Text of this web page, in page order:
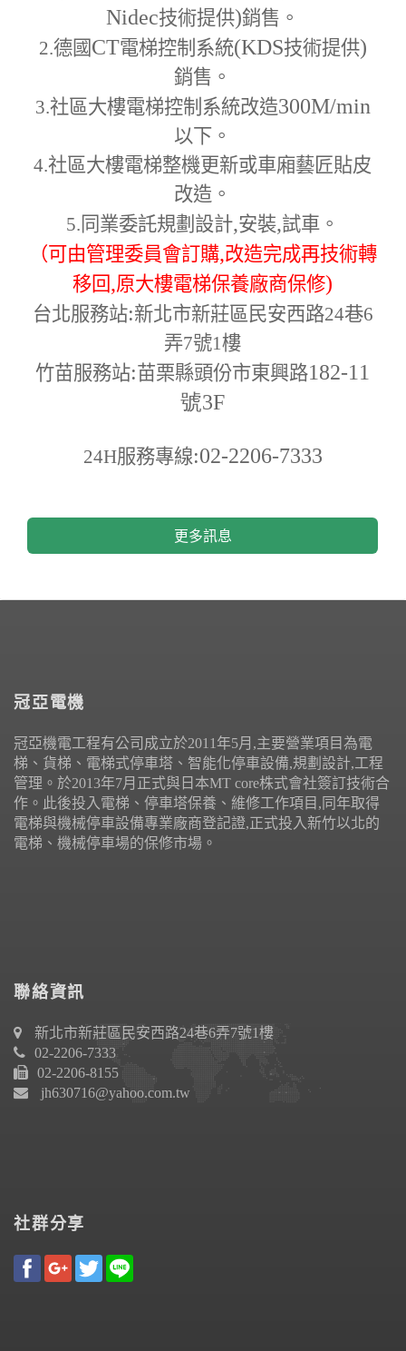
Nidec技術提供)銷售。
2.德國 CT電梯控制系統(KDS技術提供)
銷售。
3.社區大樓電梯控制系統改造300M/min
以下。
4.社區大樓電梯整機更新或車廂藝匠貼皮
改造。
5. 同業委託規劃設計,安裝,試車。
（可由管理委員會訂購,改造完成再技術轉
移回,原大樓電梯保養廠商保修)
台北服務站:新北市新莊區民安西路24巷6
弄7號1樓
竹苗服務站:苗栗縣頭份市東興路182-11
號3F
24H服務專線:02-2206-7333
更多訊息
冠亞電機
冠亞機電工程有公司成立於2011年5月,主要營業項目為電
梯、貨梯、電梯式停車塔、智能化停車設備,規劃設計,工程
管理。於2013年7月正式與日本MT core株式會社簽訂技術合
作。此後投入電梯、停車塔保養、維修工作項目,同年取得
電梯與機械停車設備專業廠商登記證,正式投入新竹以北的
電梯、機械停車場的保修市場。
聯絡資訊
新北市新莊區民安西路24巷6弄7號1樓
02-2206-7333
02-2206-8155
jh630716@yahoo.com.tw
社群分享